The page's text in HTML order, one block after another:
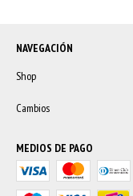
NAVEGACIÓN
Shop
Cambios
MEDIOS DE PAGO